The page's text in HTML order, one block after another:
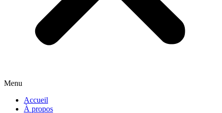
Menu
Accueil
À propos